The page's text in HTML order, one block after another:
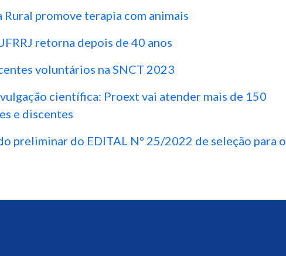
promove terapia com animais
retorna depois de 40 anos
voluntários na SNCT 2023
científica: Proext vai atender mais de 150
e discentes
preliminar do EDITAL Nº 25/2022 de seleção para o